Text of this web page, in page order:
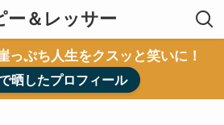
ー＆レッサー
っぷち人生をクスッと笑いに！
晒したプロフィール